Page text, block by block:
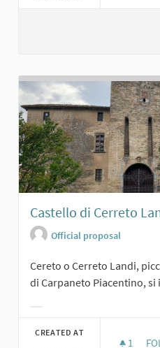
Castello di Cerreto
Official proposal
Cereto o Cerreto Landi,
di Carpaneto Piacentino,
CREATED AT
1 1